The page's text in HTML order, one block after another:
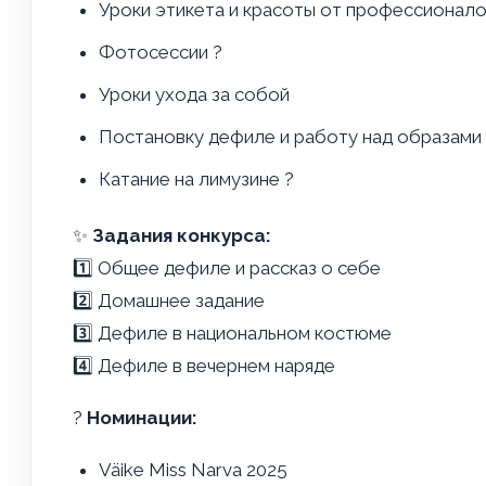
Уроки этикета и красоты от
Фотосессии ?
Уроки ухода за собой
Постановку дефиле и работу над образами
Катание на лимузине ?
✨ Задания конкурса:
1️⃣ Общее дефиле и рассказ о себе
2️⃣ Домашнее задание
3️⃣ Дефиле в национальном костюме
4️⃣ Дефиле в вечернем наряде
? Номинации:
Väike Miss Narva 2025